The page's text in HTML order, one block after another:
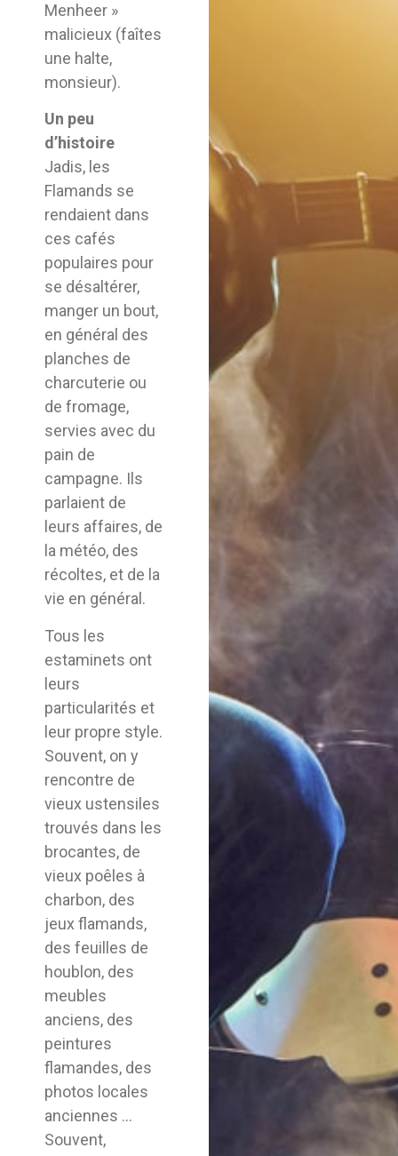
Menheer »
malicieux (faîtes
une halte,
monsieur).
Un peu
d’histoire
Jadis, les
Flamands se
rendaient dans
ces cafés
populaires pour
se désaltérer,
manger un bout,
en général des
planches de
charcuterie ou
de fromage,
servies avec du
pain de
campagne. Ils
parlaient de
leurs affaires, de
la météo, des
récoltes, et de la
vie en général.
Tous les
estaminets ont
leurs
particularités et
leur propre style.
Souvent, on y
rencontre de
vieux ustensiles
trouvés dans les
brocantes, de
vieux poêles à
charbon, des
jeux flamands,
des feuilles de
houblon, des
meubles
anciens, des
peintures
flamandes, des
photos locales
anciennes …
Souvent,